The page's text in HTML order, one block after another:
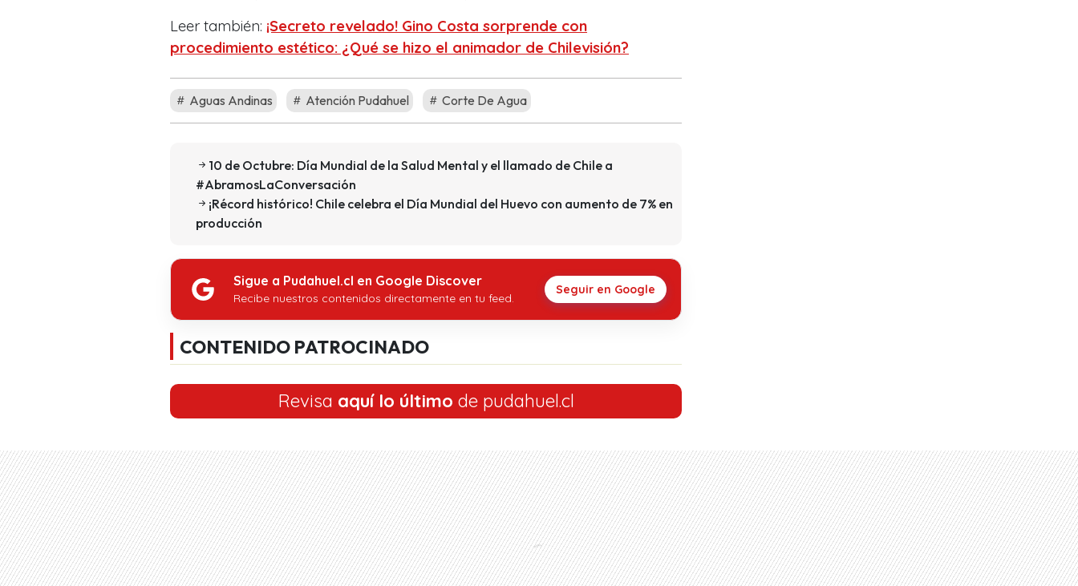
Leer también: ¡Secreto revelado! Gino Costa sorprende con
procedimiento estético: ¿Qué se hizo el animador de Chilevisión?
Aguas Andinas Atención Pudahuel Corte De Agua
10 de Octubre: Día Mundial de la Salud Mental y el llamado de Chile a
#AbramosLaConversación
¡Récord histórico! Chile celebra el Día Mundial del Huevo con aumento de 7% en
producción
Sigue a Pudahuel.cl en Google Discover
Recibe nuestros contenidos directamente en tu feed.
Seguir en Google
CONTENIDO PATROCINADO
Revisa aquí lo último de pudahuel.cl